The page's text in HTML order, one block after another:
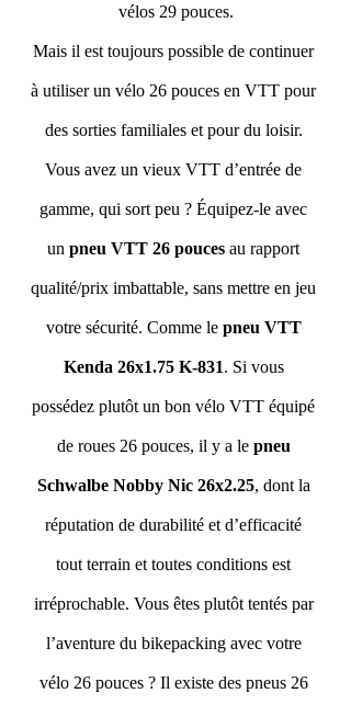
vélos 29 pouces.
Mais il est toujours possible de continuer
à utiliser un vélo 26 pouces en VTT pour
des sorties familiales et pour du loisir.
Vous avez un vieux VTT d’entrée de
gamme, qui sort peu ? Équipez-le avec
un pneu VTT 26 pouces au rapport
qualité/prix imbattable, sans mettre en jeu
votre sécurité. Comme le pneu VTT
Kenda 26x1.75 K-831. Si vous
possédez plutôt un bon vélo VTT équipé
de roues 26 pouces, il y a le pneu
Schwalbe Nobby Nic 26x2.25, dont la
réputation de durabilité et d’efficacité
tout terrain et toutes conditions est
irréprochable. Vous êtes plutôt tentés par
l’aventure du bikepacking avec votre
vélo 26 pouces ? Il existe des pneus 26